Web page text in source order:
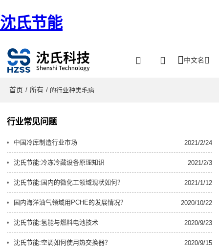
沈氏节能
中文名
首页 / 所有 / 的行业种类毛病
行业常见问题
中国冷库制造行业市场 2021/2/24
沈氏节能:冷冻冷藏设备原理知识 2021/2/3
沈氏节能:国内的微化工领域现状如何？ 2021/1/12
国内海洋油气领域用PCHE的发展情况？ 2020/10/22
沈氏节能:氢能与燃料电池技术 2020/9/23
沈氏节能:空调如何使用热交换器？ 2020/9/15